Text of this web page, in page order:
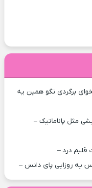
برگردی نگو همین یه
مثل پاناماتیک –
قلبم درد –
یه روزایی پای دانس –